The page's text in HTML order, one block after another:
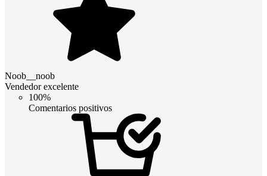
Noob__noob
Vendedor excelente
100%
Comentarios positivos